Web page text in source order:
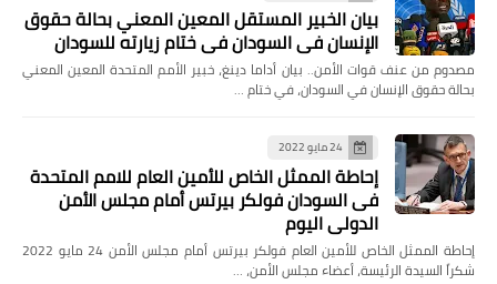
بيان الخبير المستقل المعين المعني بحالة حقوق
الإنسان في السودان في ختام زيارته للسودان
مصدوم من عنف قوات الأمن.. بيان أداما دينغ، خبير الأمم المتحدة المعين المعني
بحالة حقوق الإنسان في السودان، في ختام …
24 مايو 2022
إحاطة الممثل الخاص للأمين العام للامم المتحدة
فى السودان فولكر بيرتس أمام مجلس الأمن
الدولي اليوم
إحاطة الممثل الخاص للأمين العام فولكر بيرتس أمام مجلس الأمن 24 مايو 2022
شكراً السيدة الرئيسة، أعضاء مجلس الأمن، …